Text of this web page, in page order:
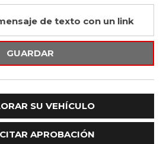
de texto con un link
GUARDAR
SU VEHÍCULO
APROBACIÓN